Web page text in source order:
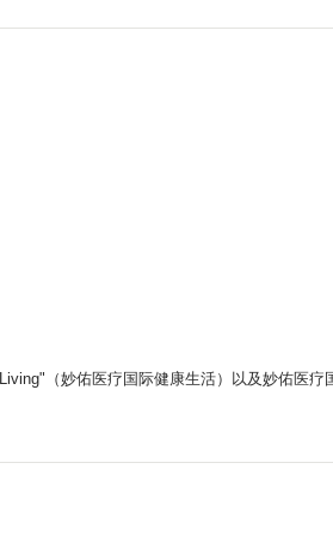
（妙佑医疗国际健康生活）以及妙佑医疗